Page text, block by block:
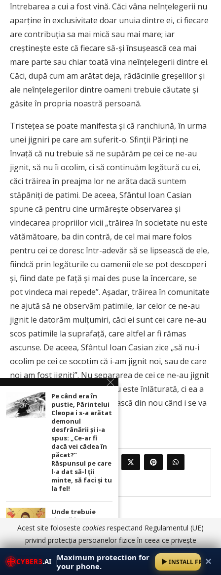
întrebarea a cui a fost vină. Căci vâna neînţelegerii nu
aparţine în exclusivitate doar unuia dintre ei, ci fiecare
are contribuţia sa mai mică sau mai mare; iar
creştineşte este că fiecare să-şi însuşească cea mai
mare parte sau chiar toată vina neînţelegerii dintre ei.
Căci, după cum am arătat deja, rădăcinile greşelilor şi
ale neînţelegerilor dintre oameni trebuie căutate şi
găsite în propria noastră persoană.
Tristeţea se poate manifesta şi că ranchiună, în urma
unei jigniri pe care am suferit-o. Sfinţii Părinţi ne
învaţă că nu trebuie să ne supărăm pe cei ce ne-au
jignit, să nu îi ocolim, ci să continuăm legătură cu ei,
căci trăirea în preajma lor ne arăta dacă suntem
stăpâniţi de patimi. De aceea, Sfântul Ioan Casian
spune că pentru cine urmăreşte observarea şi
vindecarea propriilor vicii „trăirea în societate nu este
vătămătoare, ba din contră, de cel mai mare folos
pentru cei ce doresc într-adevăr să se lipsească de ele,
fiindcă prin legăturile cu oamenii ele se pot descoperi
şi, fiind date pe faţă şi mai des puse la încercare, se
pot vindeca mai repede”. Aşadar, trăirea în comunitate
ne ajută să ne observăm patimile, iar celor ce ne-au
jignit le datorăm mulţumiri, căci ei sunt cei care ne-au
scos patimile la suprafaţă, care altfel ar fi rămas
ascunse. De aceea, Sfântul Ioan Casian zice „să nu-i
ocolim pe cei ce socotim că i-am jignit noi, sau de care
noi am fost jigniţi”. Nu separarea de cei ce ne-au jignit
e soluţia, căci astfel patima nu este înlăturată, ci ea a
rămas acolo, gata să izbucnească din nou când i se va
oferi un alt prilej.”
PARTAJEAZA 0
PROTECȚIE MAXIMĂ PENTRU TELEFONUL
CYBER3.AI Maximum protection for
your phone.
INSTALL FREE✕
Pe când era în
pustie, Părintelui
Cleopa i s-a arătat
demonul
desfrânării şi i-a
spus: „Ce-ar fi
dacă vei cădea în
păcat?”
Răspunsul pe care
l-a dat să-l ții
minte, să faci și tu
la fel!
Unde trebuie
ținută icoana cu
Maica Domnului
pentru ca
rugăciunile
noastre să prindă
putere
Acest site foloseste cookies respectand Regulamentul (UE)
privind protecția persoanelor fizice în ceea ce privește
prelucrarea datelor cu caracter personal și privind libera
circulație a acestor date.
Detalii aici